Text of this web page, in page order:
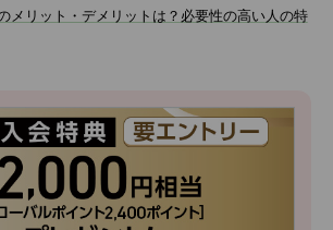
メリット・デメリットは？必要性の高い人の特